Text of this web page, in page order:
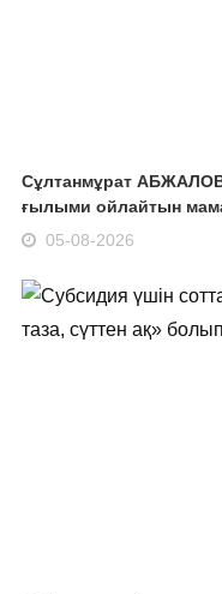
Сұлтанмұрат
ғылыми ойлайтын
05-08-2026